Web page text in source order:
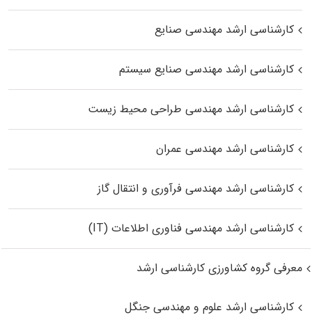
کارشناسی ارشد مهندسی صنایع
کارشناسی ارشد مهندسی صنایع سیستم
کارشناسی ارشد مهندسی طراحی محیط زیست
کارشناسی ارشد مهندسی عمران
کارشناسی ارشد مهندسی فرآوری و انتقال گاز
کارشناسی ارشد مهندسی فناوری اطلاعات (IT)
معرفی گروه کشاورزی کارشناسی ارشد
کارشناسی ارشد علوم و مهندسی جنگل